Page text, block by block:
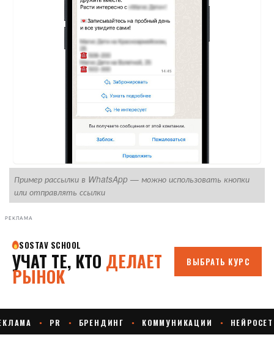
Пример рассылки в WhatsApp — можно использовать кнопки
или отправлять ссылки
РЕКЛАМА